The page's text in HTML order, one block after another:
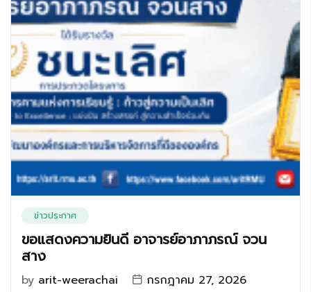
ข่าวประกาศ
ขอแสดงความยินดี อาจารย์อาภาภรณ์ จวน
สาง
by arit-weerachai
กรกฎาคม 27, 2026